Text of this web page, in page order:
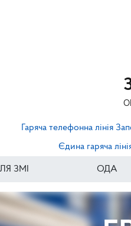
Гаряча телефонна лінія
Єдина гаряча
ЗМІ ОДА